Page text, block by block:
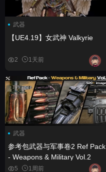
武器
【UE4.19】女武神 Valkyrie
2 1天前
武器
参考包武器与军事卷2 Ref Pack
- Weapons & Military Vol.2
5 1周前